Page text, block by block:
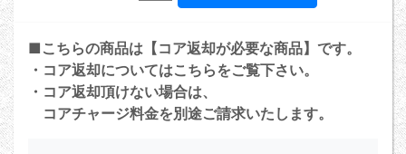
■こちらの商品は【コア返却が必要な商品】です。
・コア返却についてはこちらをご覧下さい。
・コア返却頂けない場合は、
コアチャージ料金を別途ご請求いたします。